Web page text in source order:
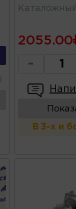
2055.00
-
В 3-х и